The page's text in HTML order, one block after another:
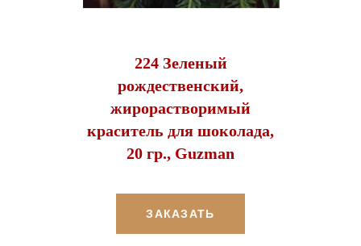
224 Зеленый
рождественский,
жирорастворимый
краситель для шоколада,
20 гр., Guzman
ЗАКАЗАТЬ